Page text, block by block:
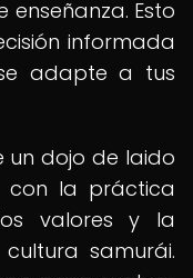
enseñanza. Esto
informada
adapte a tus
un dojo de Iaido
con la práctica
valores y la
samurái.